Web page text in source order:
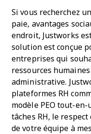
Si vous recherchez
paie, avantages
endroit, Justworks
solution est conçue
entreprises qui
ressources
administrative.
plateformes RH
modèle PEO tout-
tâches RH, le
de votre équipe à